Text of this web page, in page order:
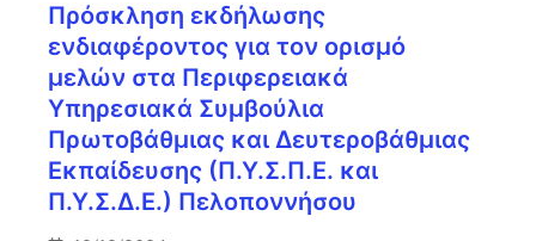
Πρόσκληση εκδήλωσης
ενδιαφέροντος για τον ορισμό
μελών στα Περιφερειακά
Υπηρεσιακά Συμβούλια
Πρωτοβάθμιας και Δευτεροβάθμιας
Εκπαίδευσης (Π.Υ.Σ.Π.Ε. και
Π.Υ.Σ.Δ.Ε.) Πελοποννήσου